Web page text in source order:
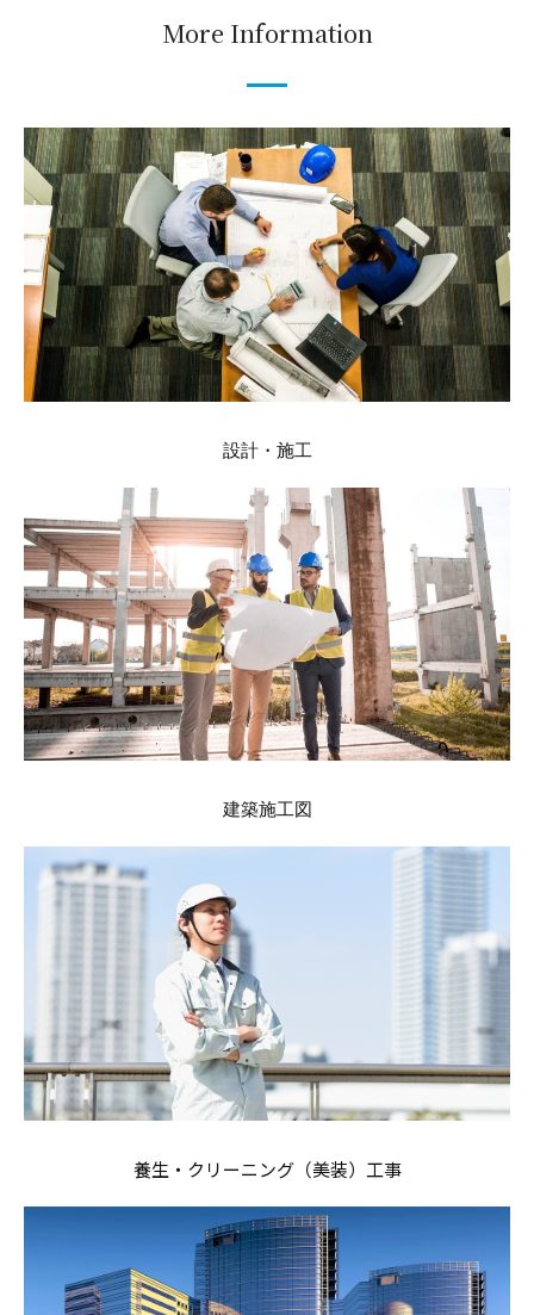
More Information
設計・施工
建築施工図
養生・クリーニング（美装）工事